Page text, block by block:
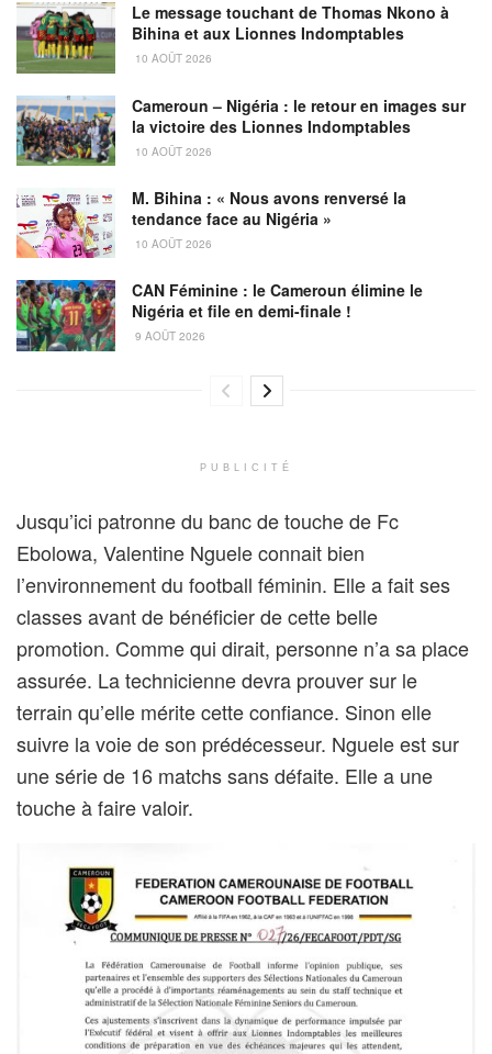
Le message touchant de Thomas Nkono à
Bihina et aux Lionnes Indomptables
10 AOÛT 2026
Cameroun – Nigéria : le retour en images sur
la victoire des Lionnes Indomptables
10 AOÛT 2026
M. Bihina : « Nous avons renversé la
tendance face au Nigéria »
10 AOÛT 2026
CAN Féminine : le Cameroun élimine le
Nigéria et file en demi-finale !
9 AOÛT 2026
PUBLICITÉ
Jusqu’ici patronne du banc de touche de Fc
Ebolowa, Valentine Nguele connait bien
l’environnement du football féminin. Elle a fait ses
classes avant de bénéficier de cette belle
promotion. Comme qui dirait, personne n’a sa place
assurée. La technicienne devra prouver sur le
terrain qu’elle mérite cette confiance. Sinon elle
suivre la voie de son prédécesseur. Nguele est sur
une série de 16 matchs sans défaite. Elle a une
touche à faire valoir.